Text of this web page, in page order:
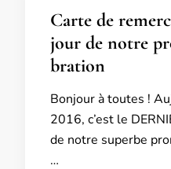
Carte de
jour de notre
bration
Bonjour à toutes !
2016, c’est le
de notre superbe
…